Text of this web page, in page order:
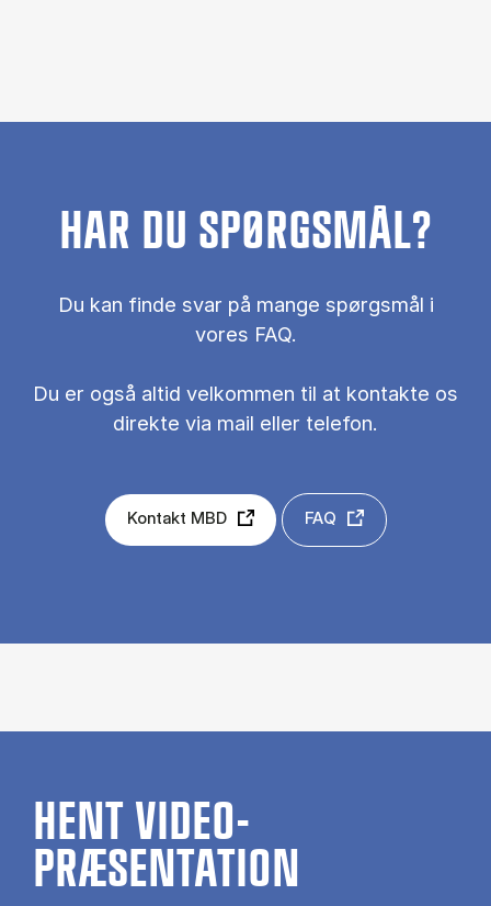
HAR DU SPØRGSMÅL?
Du kan finde svar på mange spørgsmål i
vores FAQ.
Du er også al­tid vel­kom­men til at kon­tak­te os
di­rek­te via mail el­ler te­le­fon.
Kontakt MBD FAQ
HENT VIDEO-
PRÆSENTATION